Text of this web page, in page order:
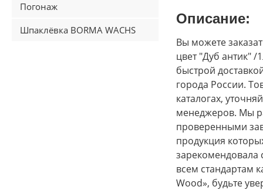
Погонаж
Шпаклёвка BORMA WACHS
Описание:
Вы можете
цвет "Дуб антик" /
быстрой
города России.
каталогах,
менеджеров. Мы
проверенными
продукция
зарекомендовала
всем стандартам
Wood», будьте